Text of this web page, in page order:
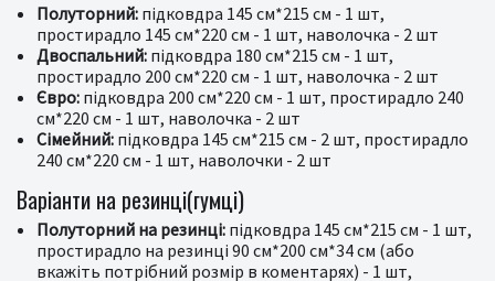
Полуторний: підковдра 145 см*215 см - 1 шт,
простирадло 145 см*220 см - 1 шт, наволочка - 2 шт
Двоспальний: підковдра 180 см*215 см - 1 шт,
простирадло 200 см*220 см - 1 шт, наволочка - 2 шт
Євро: підковдра 200 см*220 см - 1 шт, простирадло 240
см*220 см - 1 шт, наволочка - 2 шт
Сімейний: підковдра 145 см*215 см - 2 шт, простирадло
240 см*220 см - 1 шт, наволочки - 2 шт
Варіанти на резинці(гумці)
Полуторний на резинці: підковдра 145 см*215 см - 1 шт,
простирадло на резинці 90 см*200 см*34 см (або
вкажіть потрібний розмір в коментарях) - 1 шт,